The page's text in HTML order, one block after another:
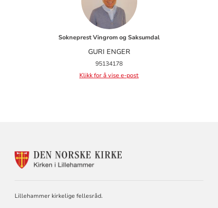
Sokneprest Vingrom og Saksumdal
GURI ENGER
95134178
Klikk for å vise e-post
KONTAKTINFORMASJON
Lillehammer kirkelige fellesråd.